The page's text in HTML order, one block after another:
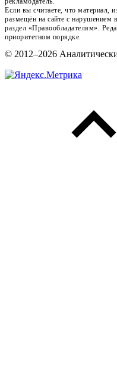
Если вы считаете, что материал,
размещён на сайте с нарушением
раздел «Правообладателям».
приоритетном порядке.
© 2012–2026